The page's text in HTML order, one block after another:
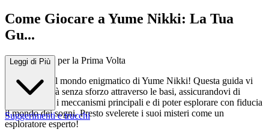
Come Giocare a Yume Nikki: La Tua
Gu...
ida Completa per la Prima Volta
Benvenuti nel mondo enigmatico di Yume Nikki! Questa guida vi
accompagnerà senza sforzo attraverso le basi, assicurandovi di
comprendere i meccanismi principali e di poter esplorare con fiducia
il mondo dei sogni. Presto svelerete i suoi misteri come un
esploratore esperto!
Leggi di Più
Suggerimenti e trucchi